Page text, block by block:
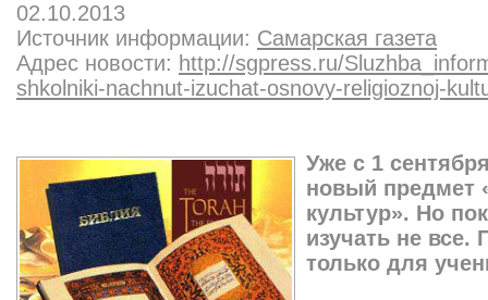
02.10.2013
Источник информации: Самарская газета
Адрес новости: http://sgpress.ru/
shkolniki-nachnut-izuchat-osnovy-religioznoj-
Уже с 1
новый предмет
культур». Но
изучать не все.
только для